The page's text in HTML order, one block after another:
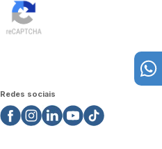
Redes sociais